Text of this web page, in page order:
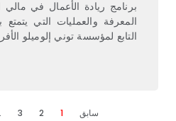
المعرفة والعمليات التي يتمتع
التابع لمؤسسة توني إلوميلو
سابق 1
2
3